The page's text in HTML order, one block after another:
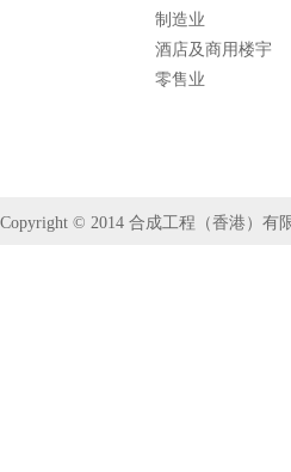
制造业
酒店及商用楼宇
零售业
Copyright © 2014 合成工程（香港）有